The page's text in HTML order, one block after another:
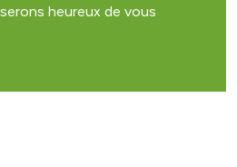
heureux de vous